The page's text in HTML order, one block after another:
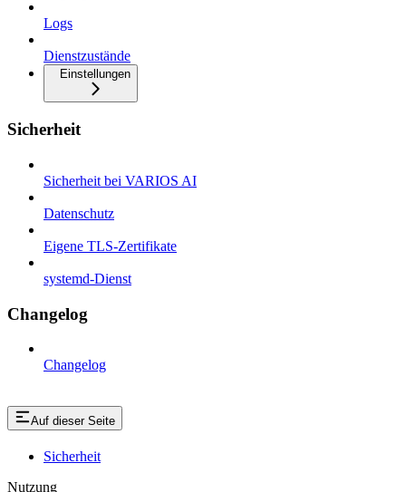
Logs
Dienstzustände
Einstellungen
Sicherheit
Sicherheit bei VARIOS AI
Datenschutz
Eigene TLS-Zertifikate
systemd-Dienst
Changelog
Changelog
Auf dieser Seite
Sicherheit
Nutzung